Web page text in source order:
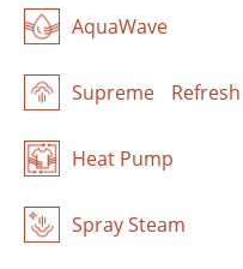
AquaWave
Supreme Refresh
Heat Pump
Spray Steam